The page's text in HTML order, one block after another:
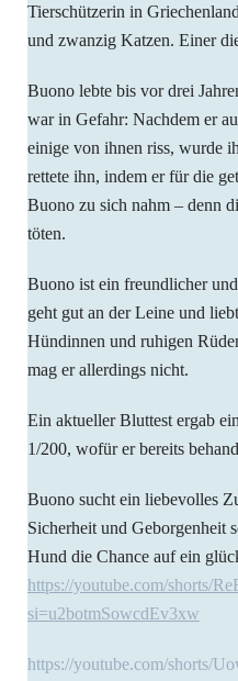
Tierschützerin in
und zwanzig Katzen. Einer
Buono lebte bis vor drei
war in Gefahr: Nachdem er
einige von ihnen riss, wurde
rettete ihn, indem er für die
Buono zu sich nahm – denn
töten.
Buono ist ein freundlicher
geht gut an der Leine und
Hündinnen und ruhigen
mag er allerdings nicht.
Ein aktueller Bluttest ergab
1/200, wofür er bereits
Buono sucht ein liebevolles
Sicherheit und Geborgenheit
Hund die Chance auf ein
https://youtube.com/shorts/
si=u2botmSowcdEv3xw
https://youtube.com/shorts/